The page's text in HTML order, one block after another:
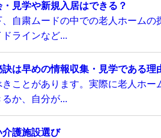
見学や新規入居はできる？
自粛ムードの中での老人ホームの
ラインなど...
は早めの情報収集・見学である理
ことがあります。実際に老人ホー
か、自分が...
介護施設選び